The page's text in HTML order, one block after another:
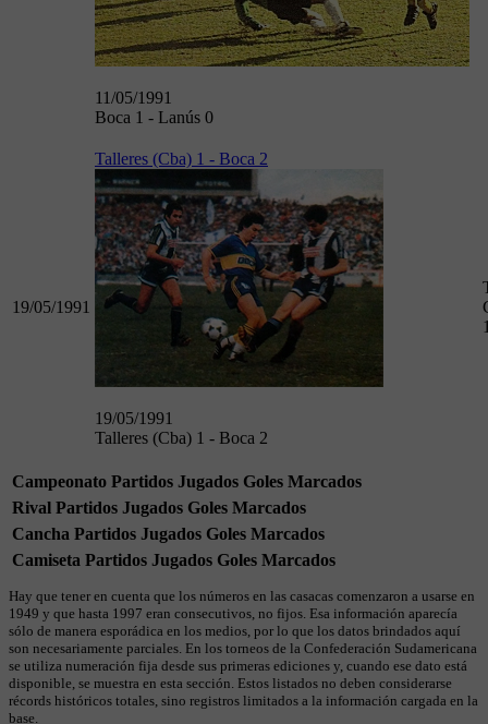
11/05/1991
Boca 1 - Lanús 0
19/05/1991
Talleres (Cba) 1 - Boca 2
19/05/1991
Talleres (Cba) 1 - Boca 2
Campeonato Partidos Jugados Goles Marcados
Rival Partidos Jugados Goles Marcados
Cancha Partidos Jugados Goles Marcados
Camiseta Partidos Jugados Goles Marcados
Hay que tener en cuenta que los números en las casacas comenzaron a usarse en
1949 y que hasta 1997 eran consecutivos, no fijos. Esa información aparecía
sólo de manera esporádica en los medios, por lo que los datos brindados aquí
son necesariamente parciales. En los torneos de la Confederación Sudamericana
se utiliza numeración fija desde sus primeras ediciones y, cuando ese dato está
disponible, se muestra en esta sección. Estos listados no deben considerarse
récords históricos totales, sino registros limitados a la información cargada en la
base.